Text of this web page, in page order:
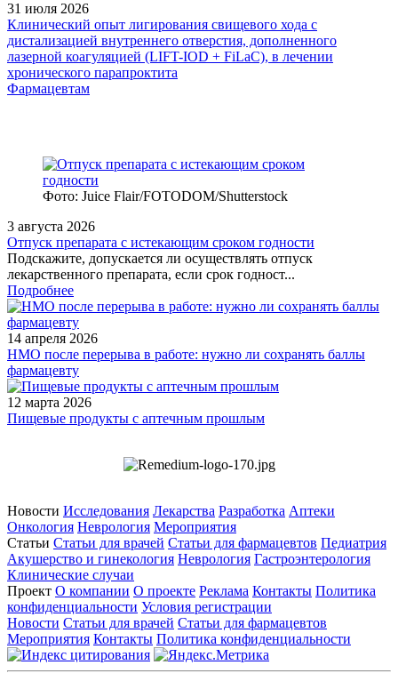
31 июля 2026
Клинический опыт лигирования свищевого хода с
дистализацией внутреннего отверстия, дополненного
лазерной коагуляцией (LIFT-IOD + FiLaC), в лечении
хронического парапроктита
Фармацевтам
Фото: Juice Flair/FOTODOM/Shutterstoсk
3 августа 2026
Отпуск препарата с истекающим сроком годности
Подскажите, допускается ли осуществлять отпуск
лекарственного препарата, если срок годност...
Подробнее
14 апреля 2026
НМО после перерыва в работе: нужно ли сохранять баллы
фармацевту
12 марта 2026
Пищевые продукты с аптечным прошлым
Новости Исследования Лекарства Разработка Аптеки
Онкология Неврология Мероприятия
Статьи Статьи для врачей Статьи для фармацевтов Педиатрия
Акушерство и гинекология Неврология Гастроэнтерология
Клинические случаи
Проект О компании О проекте Реклама Контакты Политика
конфиденциальности Условия регистрации
Новости Статьи для врачей Статьи для фармацевтов
Мероприятия Контакты Политика конфиденциальности